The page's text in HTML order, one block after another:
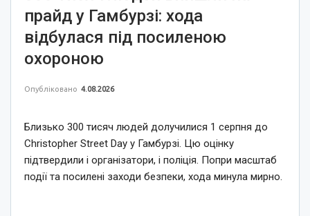
прайд у Гамбурзі: хода
відбулася під посиленою
охороною
Опубліковано 4.08.2026
Близько 300 тисяч людей долучилися 1 серпня до
Christopher Street Day у Гамбурзі. Цю оцінку
підтвердили і організатори, і поліція. Попри масштаб
події та посилені заходи безпеки, хода минула мирно.